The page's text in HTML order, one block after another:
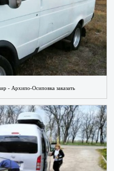
- Архипо-Осиповка заказать